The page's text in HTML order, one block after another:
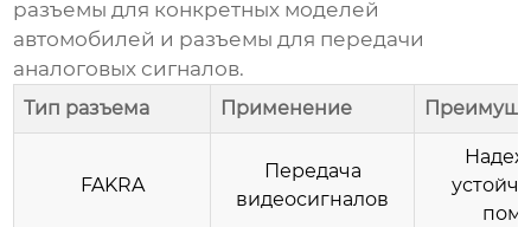
разъемы для конкретных моделей
автомобилей и разъемы для передачи
аналоговых сигналов.
Тип разъема Применение
FAKRA
Передача
видеосигналов